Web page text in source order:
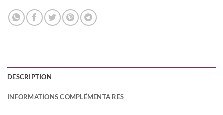
DESCRIPTION
INFORMATIONS COMPLÉMENTAIRES